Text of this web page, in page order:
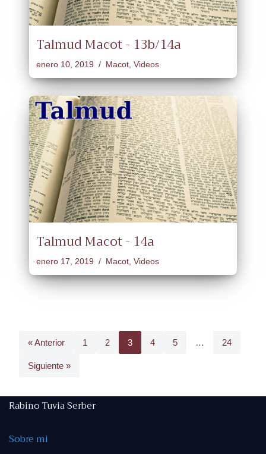
Talmud Macot - 13b/14a
enero 10, 2019 Macot Videos
Talmud Macot - 14a
enero 17, 2019 Macot, Videos
« Anterior 1 2 3 4 5 … 24
Siguiente »
Rabino Tuvia Serber
Sobre mi